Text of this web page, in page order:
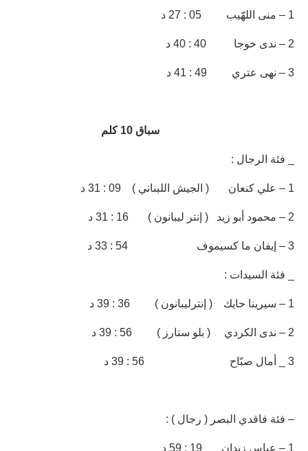
1 – منى اللهّيب 05 : 27 د
2 – ندى خوجا 40 : 40 د
3 – نهى عتري 49 : 41 د
سباق 10 كلم
_ فئة الرجال :
1 – علي كنعان ( الجيش اللبناني ) 09 : 31 د
2 – محمود أبو زيد ( إنتر ليبانون ) 16 : 31 د
3 – إيفان ما كسيموف 54 : 33 د
_ فئة السيدات :
1 – سيرينا حايك ( إنترليبانون ) 36 : 39 د
2 – ندى الكردي ( بلو ستارز ) 56 : 39 د
3 _ أمال صبّاح 56 : 39 د
– فئة فاقدي البصر ( رجال ) :
1 – عباس زيدان 19 : 59 د